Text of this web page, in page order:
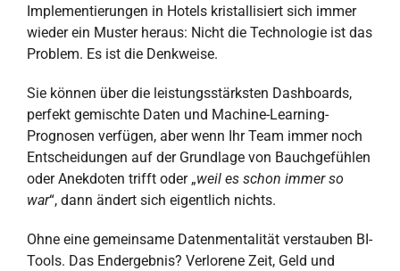
Implementierungen in Hotels kristallisiert sich immer
wieder ein Muster heraus: Nicht die Technologie ist das
Problem. Es ist die Denkweise.
Sie können über die leistungsstärksten Dashboards,
perfekt gemischte Daten und Machine-Learning-
Prognosen verfügen, aber wenn Ihr Team immer noch
Entscheidungen auf der Grundlage von Bauchgefühlen
oder Anekdoten trifft oder „weil es schon immer so
war“, dann ändert sich eigentlich nichts.
Ohne eine gemeinsame Datenmentalität verstauben BI-
Tools. Das Endergebnis? Verlorene Zeit, Geld und